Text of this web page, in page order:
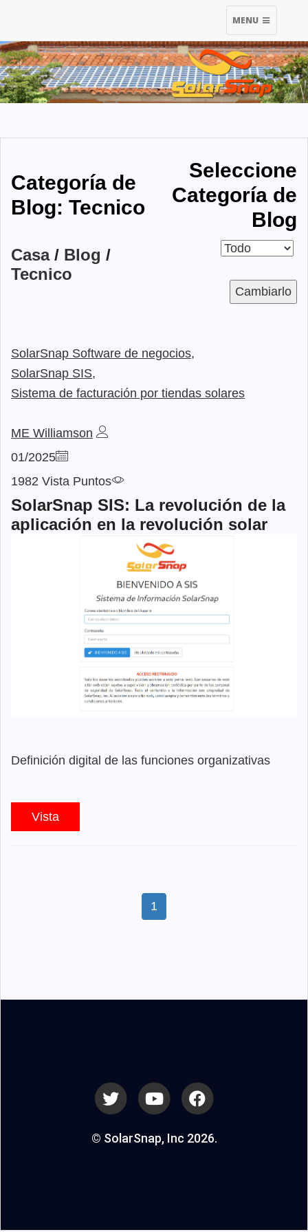
TOGGLE
NAVIGATION
MENU
Categoría de
Blog: Tecnico
Seleccione
Categoría de
Blog
Casa/ Blog /
Tecnico
SolarSnap Software de negocios,
SolarSnap SIS,
Sistema de facturación por tiendas solares
ME Williamson
01/2025
1982 Vista Puntos
SolarSnap SIS: La revolución de la
aplicación en la revolución solar
Definición digital de las funciones organizativas
Vista
1
© SolarSnap, Inc 2026.